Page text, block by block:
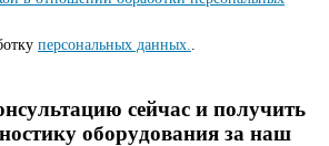
персональных данных.
сейчас и полyчить
оборyдования за наш